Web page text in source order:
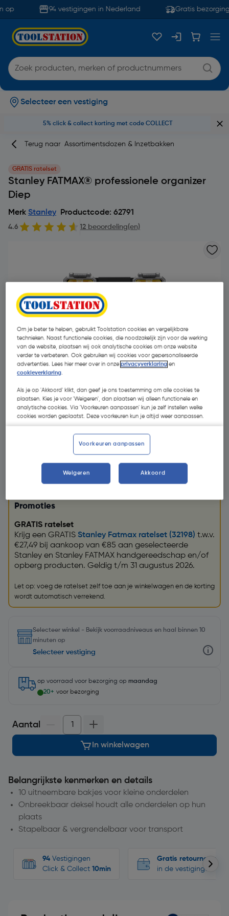
94 vestigingen in Nederland Gratis bezorging
Selecteer een vestiging
5% click & collect korting met code COLLECT
Terug naar Assortimentsdozen & Inzetbakken
GRATIS ratelset
Stanley FATMAX® professionele organizer
Diep
Merk Stanley Productcode: 62791
4.6 12 beoordeling(en)
€ 28,29| Excl. btw € 23,38
Kies productvariant(1)
Promoties
GRATIS ratelset
Krijg een GRATIS Stanley Fatmax ratelset (32198) t.w.v.
€27,49 bij aankoop van €85 aan geselecteerde
Stanley en Stanley FATMAX handgereedschap en/of
opberg producten. Geldig t/m 31 augustus 2026.
Let op: voeg de ratelset zelf toe aan je winkelwagen en de korting
wordt automatisch verrekend.
Selecteer winkel - Bekijk voorraadniveaus en haal binnen 10
minuten op
Selecteer vestiging
op voorraad voor bezorging op maandag
20+ voor bezorging
Aantal
In winkelwagen
Belangrijkste kenmerken en details
10 uitneembare bakjes voor kleine onderdelen
Onbreekbaar deksel houdt alle onderdelen op hun
plaats
Stapelbaar & vergrendelbaar voor transport
94 Vestigingen
Click & Collect 10min
Gratis retourneren
in de vestigingen
Om je beter te helpen, gebruikt Toolstation cookies en vergelijkbare
technieken. Naast functionele cookies, die noodzakelijk zijn voor de werking
van de website, plaatsen wij ook analytische cookies om onze website
verder te verbeteren. Ook gebruiken wij cookies voor gepersonaliseerde
advertenties. Lees hier meer over in onzeprivacyverklaring en
cookieverklaring.
Als je op 'Akkoord' klikt, dan geef je ons toestemming om alle cookies te
plaatsen. Kies je voor 'Weigeren', dan plaatsen wij alleen functionele en
analytische cookies. Via 'Voorkeuren aanpassen' kun je zelf instellen welke
cookies worden geplaatst. Deze voorkeuren kun je altijd weer aanpassen.
Voorkeuren aanpassen
Weigeren Akkoord